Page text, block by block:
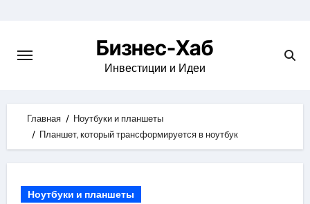
content
Бизнес-Хаб
Инвестиции и Идеи
Главная
Ноутбуки и планшеты
Планшет, который трансформируется в ноутбук
Ноутбуки и планшеты